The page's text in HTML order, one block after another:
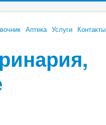
Аптека Услуги Контакты